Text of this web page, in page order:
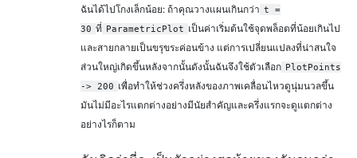
ฉันได้ไปโกงเล็กน้อย: ถ้าคุณวางแผนเกินกว่า t =
30 ที่ ParametricPlot เป็นค่าเริ่มต้นใช้จุดพล็อตที่น้อยเกินไป
และสายกลายเป็นขรุขระค่อนข้าง แต่การเปลี่ยนแปลงที่น่าสนใจ
ส่วนใหญ่เกิดขึ้นหลังจากนั้นดังนั้นฉันจึงใช้ตัวเลือก PlotPoints
-> 200 เพื่อทำให้ช่วงครึ่งหลังของภาพเคลื่อนไหวดูนุ่มนวลขึ้น
มันไม่มีอะไรแตกต่างอย่างมีนัยสำคัญและครึ่งแรกจะดูแตกต่าง
อย่างไรก็ตาม